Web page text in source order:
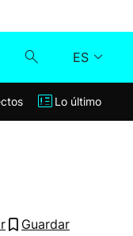
ES
Klisk
Lo último
Guardar